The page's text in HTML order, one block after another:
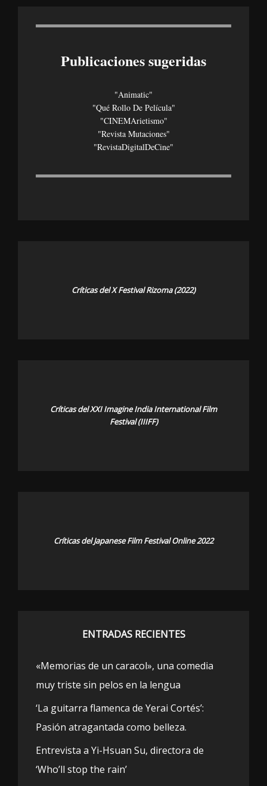
Publicaciones sugeridas
"Animatic"
"Qué Rollo De Película"
"CINEMArietismo"
"Revista Mutaciones"
"revistaDigitalDeCine"
Críticas del X Festival Rizoma (2022)
Críticas del XXI Imagine India International Film
Festival (IIIFF)
Críticas del Japanese Film Festival Online 2022
ENTRADAS RECIENTES
«Memorias de un caracol», una comedia
muy triste sin pelos en la lengua
‘La guitarra flamenca de Yerai Cortés’:
Pasión atragantada como belleza.
Entrevista a Yi-Hsuan Su, directora de
‘Who’ll stop the rain’